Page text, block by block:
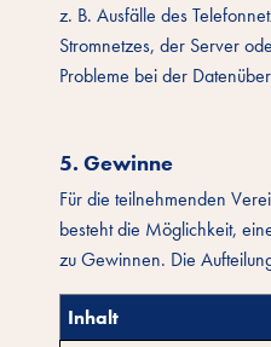
z. B. Ausfälle des
Stromnetzes, der Server
Probleme bei der
5. Gewinne
Für die teilnehmenden
besteht die Möglichkeit,
zu Gewinnen. Die
Inhalt